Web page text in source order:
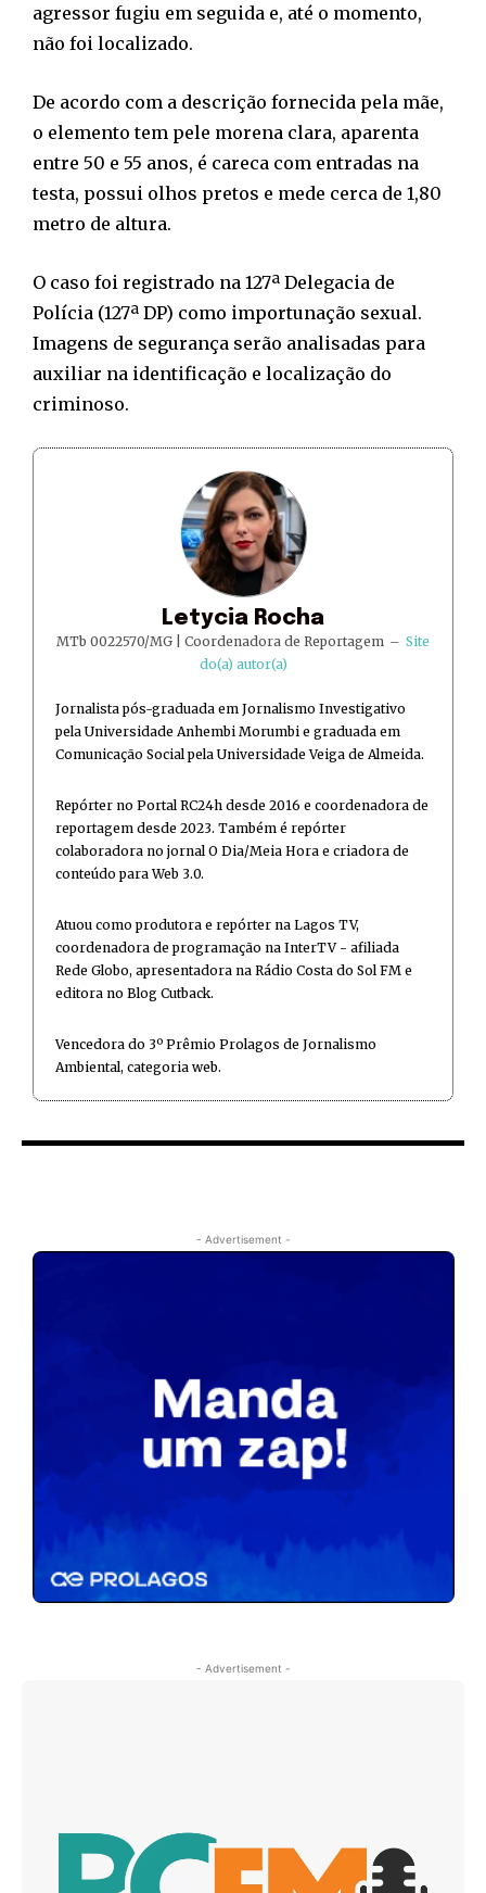
agressor fugiu em seguida e, até o momento,
não foi localizado.
De acordo com a descrição fornecida pela mãe,
o elemento tem pele morena clara, aparenta
entre 50 e 55 anos, é careca com entradas na
testa, possui olhos pretos e mede cerca de 1,80
metro de altura.
O caso foi registrado na 127ª Delegacia de
Polícia (127ª DP) como importunação sexual.
Imagens de segurança serão analisadas para
auxiliar na identificação e localização do
criminoso.
Letycia Rocha
MTb 0022570/MG | Coordenadora de Reportagem – Site
do(a) autor(a)
Jornalista pós-graduada em Jornalismo Investigativo
pela Universidade Anhembi Morumbi e graduada em
Comunicação Social pela Universidade Veiga de Almeida.
Repórter no Portal RC24h desde 2016 e coordenadora de
reportagem desde 2023. Também é repórter
colaboradora no jornal O Dia/Meia Hora e criadora de
conteúdo para Web 3.0.
Atuou como produtora e repórter na Lagos TV,
coordenadora de programação na InterTV - afiliada
Rede Globo, apresentadora na Rádio Costa do Sol FM e
editora no Blog Cutback.
Vencedora do 3º Prêmio Prolagos de Jornalismo
Ambiental, categoria web.
- Advertisement -
- Advertisement -